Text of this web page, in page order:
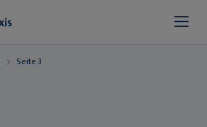
Seite 3